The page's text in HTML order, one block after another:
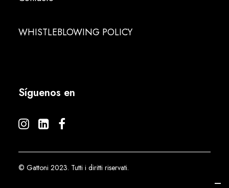
WHISTLEBLOWING POLICY
Síguenos en
© Gattoni 2023. Tutti i diritti riservati.